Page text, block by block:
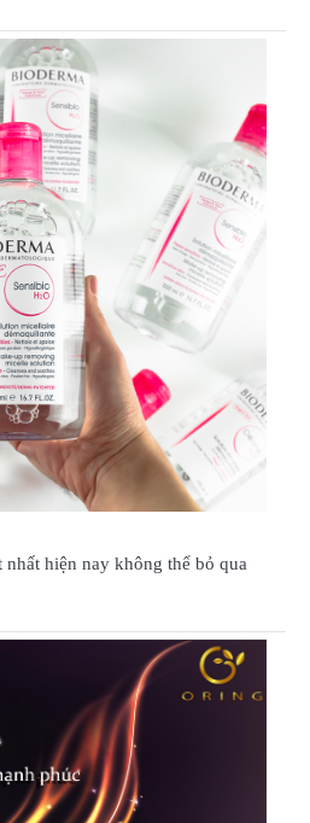
hiện nay không thể bỏ qua